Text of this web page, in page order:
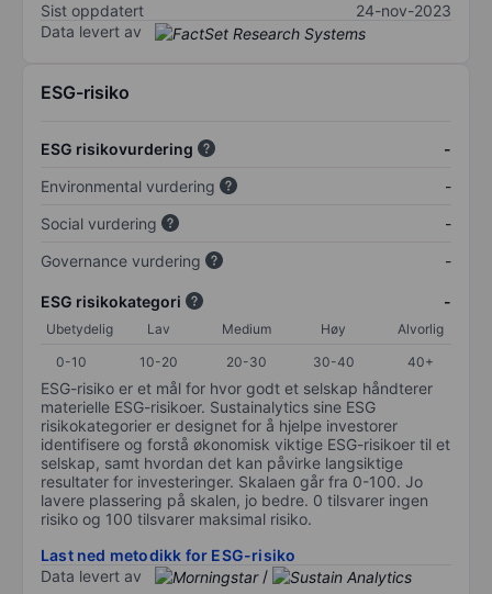
Sist oppdatert
24-nov-2023
Data levert av
ESG-risiko
ESG risikovurdering
-
Environmental vurdering
-
Social vurdering
-
Governance vurdering
-
ESG risikokategori -
Ubetydelig Lav Medium Høy
Alvorlig
0-10
10-20 20-30 30-40 40+
ESG-risiko er et mål for hvor godt et selskap håndterer
materielle ESG-risikoer. Sustainalytics sine ESG
risikokategorier er designet for å hjelpe investorer
identifisere og forstå økonomisk viktige ESG-risikoer til et
selskap, samt hvordan det kan påvirke langsiktige
resultater for investeringer. Skalaen går fra 0-100. Jo
lavere plassering på skalen, jo bedre. 0 tilsvarer ingen
risiko og 100 tilsvarer maksimal risiko.
Last ned metodikk for ESG-risiko
Data levert av
/